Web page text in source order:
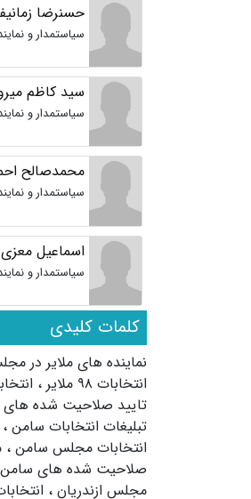
حسنرضا
سیاستمدار و
سید کاظم
سیاستمدار و
محمدصالح
سیاستمدار و
اسماعیل معزی
سیاستمدار و
کلمات کلیدی
نماینده های ملایر در
انتخابات ۹۸ ملایر
،
تایید صلاحیت شده های
تبلیغات انتخابات سامن ،
انتخابات مجلس سامن ،
صلاحیت شده های سامن
مجلس ازندریان ،